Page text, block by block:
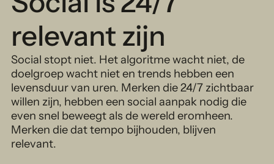
relevant zijn
Social stopt niet. Het algoritme wacht niet, de
doelgroep wacht niet en trends hebben een
levensduur van uren. Merken die 24/7 zichtbaar
willen zijn, hebben een social aanpak nodig die
even snel beweegt als de wereld eromheen.
Merken die dat tempo bijhouden, blijven
relevant.